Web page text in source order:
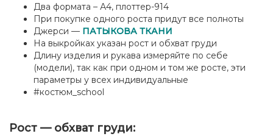
Два формата – А4, плоттер-914
При покупке одного роста придут все полноты
Джерси — ПАТЫКОВА ТКАНИ
На выкройках указан рост и обхват груди
Длину изделия и рукава измеряйте по себе
(модели), так как при одном и том же росте, эти
параметры у всех индивидуальные
#костюм_school
Рост — обхват груди: